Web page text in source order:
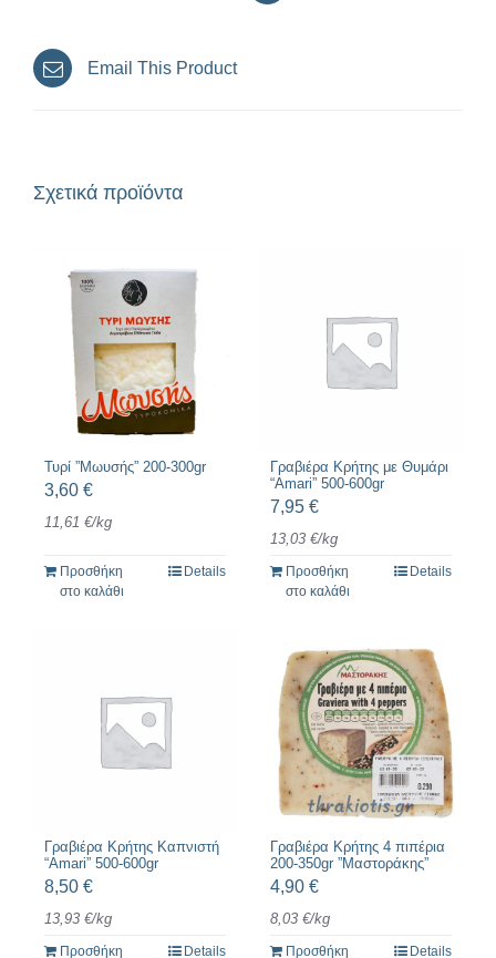
Email This Product
Σχετικά προϊόντα
Τυρί ”Μωυσής” 200-300gr
3,60 €
11,61 €/kg
Προσθήκη
στο καλάθι
Details
Γραβιέρα Κρήτης με Θυμάρι
“Amari” 500-600gr
7,95 €
13,03 €/kg
Προσθήκη
στο καλάθι
Details
Γραβιέρα Κρήτης Καπνιστή
“Amari” 500-600gr
8,50 €
13,93 €/kg
Προσθήκη
Details
Γραβιέρα Κρήτης 4 πιπέρια
200-350gr ”Μαστοράκης”
4,90 €
8,03 €/kg
Προσθήκη
Details